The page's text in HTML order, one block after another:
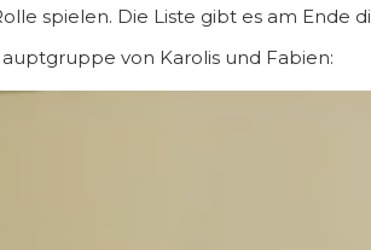
spielen. Die Liste gibt es am Ende
von Karolis und Fabien: